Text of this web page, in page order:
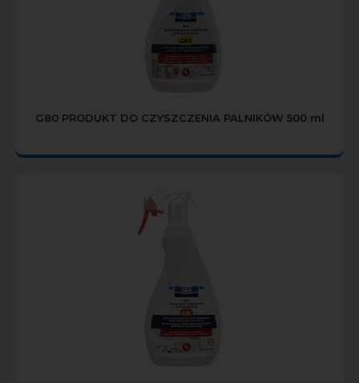
G80 PRODUKT DO CZYSZCZENIA PALNIKÓW 500 ml